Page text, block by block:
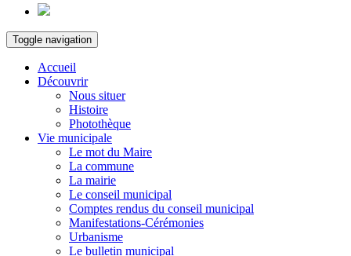
Toggle navigation
Accueil
Découvrir
Nous situer
Histoire
Photothèque
Vie municipale
Le mot du Maire
La commune
La mairie
Le conseil municipal
Comptes rendus du conseil municipal
Manifestations-Cérémonies
Urbanisme
Le bulletin municipal